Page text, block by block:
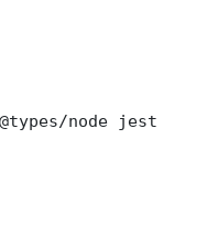
node jest